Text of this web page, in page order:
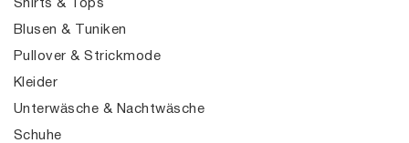
Shirts & Tops
Blusen & Tuniken
Pullover & Strickmode
Kleider
Unterwäsche & Nachtwäsche
Schuhe